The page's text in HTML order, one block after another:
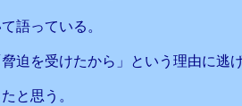
語っている。
迫を受けたから」という理由に逃
と思う。